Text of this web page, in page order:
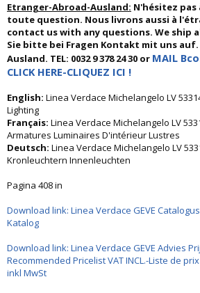
Etranger-Abroad-Ausland: N'hésitez
toute question. Nous livrons aussi à
contact us with any questions. We ship
Sie bitte bei Fragen Kontakt mit uns
Ausland. TEL: 0032 9 378 24 30 or MAIL
CLICK HERE-CLIQUEZ ICI !
English: Linea Verdace Michelangelo LV
Lighting
Français: Linea Verdace Michelangelo LV
Armatures Luminaires D'intérieur Lustres
Deutsch: Linea Verdace Michelangelo LV
Kronleuchtern Innenleuchten
Pagina 408 in
Download link: Linea Verdace GEVE
Katalog
Download link: Linea Verdace GEVE Advies
Recommended Pricelist VAT INCL.-Liste de
inkl MwSt